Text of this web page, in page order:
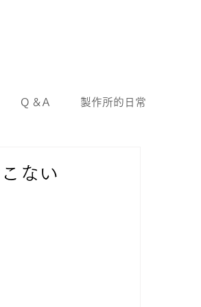
Q &Ａ 製作所的日常
ない